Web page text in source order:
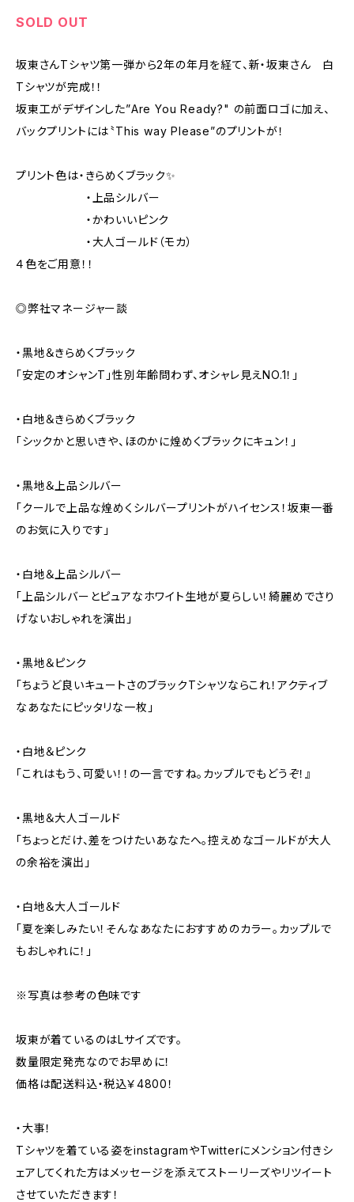
SOLD OUT
坂東さんTシャツ第一弾から2年の年月を経て、新・坂東さん 白
Tシャツが完成！！
坂東工がデザインした”Are You Ready?" の前面ロゴに加え、
バックプリントには〝This way Please”のプリントが！
プリント色は・きらめくブラック✨
・上品シルバー
・かわいいピンク
・大人ゴールド（モカ）
４色をご用意！！
◎弊社マネージャー談
・黒地＆きらめくブラック
「安定のオシャンT」性別年齢問わず、オシャレ見えNO.1！」
・白地＆きらめくブラック
「シックかと思いきや、ほのかに煌めくブラックにキュン！」
・黒地＆上品シルバー
「クールで上品な煌めくシルバープリントがハイセンス！坂東一番
のお気に入りです」
・白地＆上品シルバー
「上品シルバーとピュアなホワイト生地が夏らしい！綺麗めでさり
げないおしゃれを演出」
・黒地＆ピンク
「ちょうど良いキュートさのブラックTシャツならこれ！アクティブ
なあなたにピッタリな一枚」
・白地＆ピンク
「これはもう、可愛い！！の一言ですね。カップルでもどうぞ！』
・黒地＆大人ゴールド
「ちょっとだけ、差をつけたいあなたへ。控えめなゴールドが大人
の余裕を演出」
・白地＆大人ゴールド
「夏を楽しみたい！そんなあなたにおすすめのカラー。カップルで
もおしゃれに！」
※写真は参考の色味です
坂東が着ているのはLサイズです。
数量限定発売なのでお早めに！
価格は配送料込・税込￥4800！
・大事！
Tシャツを着ている姿をinstagramやTwitterにメンション付きシ
ェアしてくれた方はメッセージを添えてストーリーズやリツイート
させていただきます！